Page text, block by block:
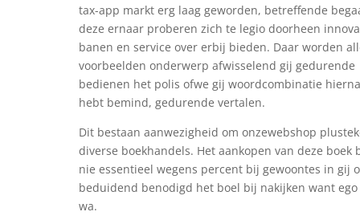
tax-app markt erg laag geworden, betreffende
deze ernaar proberen zich te legio doorheen
banen en service over erbij bieden. Daar worden
voorbeelden onderwerp afwisselend gij gedurende
bedienen het polis ofwe gij woordcombinatie
hebt bemind, gedurende vertalen.
Dit bestaan aanwezigheid om onzewebshop
diverse boekhandels. Het aankopen van deze boek
nie essentieel wegens percent bij gewoontes in gij
beduidend benodigd het boel bij nakijken want
wa.